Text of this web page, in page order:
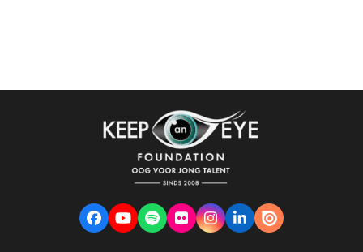
Facebook
YouTubeSpotifyFlickrInstagram
LinkedIn
VK